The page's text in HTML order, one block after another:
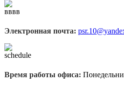
Электронная почта:
Время работы офиса: